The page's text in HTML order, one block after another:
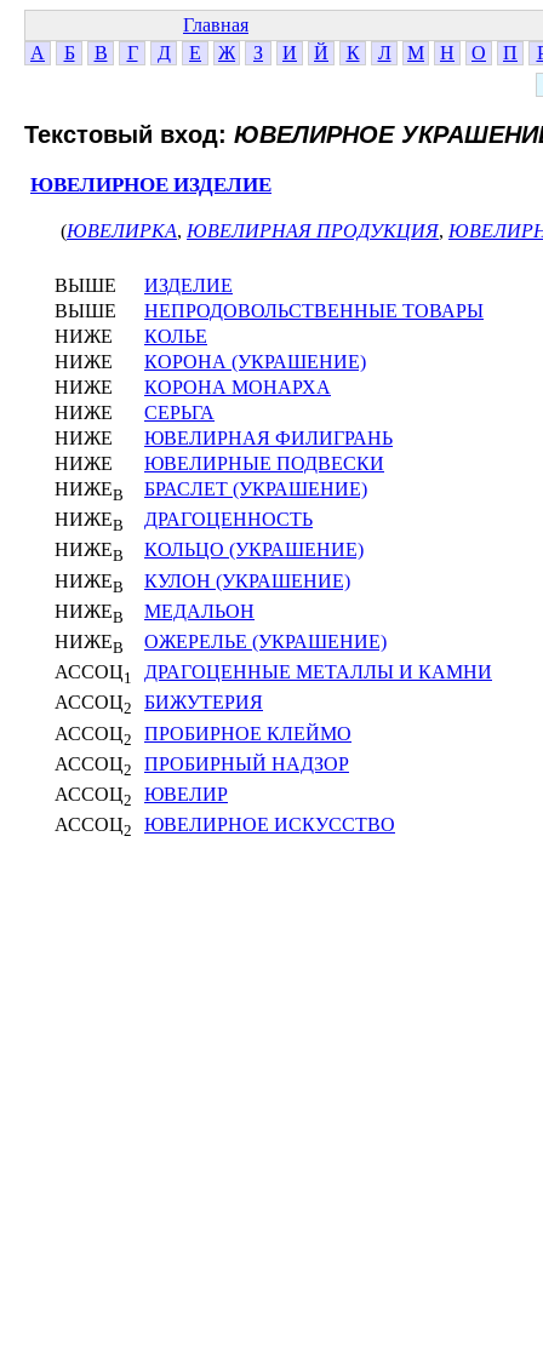
Главная
А
Б В Г Д Е Ж З И Й К Л М Н О П
Текстовый вход: ЮВЕЛИРНОЕ
ЮВЕЛИРНОЕ ИЗДЕЛИЕ
(ЮВЕЛИРКА, ЮВЕЛИРНАЯ ПРОДУКЦИЯ,
ВЫШЕ
ИЗДЕЛИЕ
ВЫШЕ
НЕПРОДОВОЛЬСТВЕННЫЕ ТОВАРЫ
НИЖЕ
КОЛЬЕ
НИЖЕ
КОРОНА (УКРАШЕНИЕ)
НИЖЕ
КОРОНА МОНАРХА
НИЖЕ
СЕРЬГА
НИЖЕ
ЮВЕЛИРНАЯ ФИЛИГРАНЬ
НИЖЕ
ЮВЕЛИРНЫЕ ПОДВЕСКИ
НИЖЕВ
БРАСЛЕТ (УКРАШЕНИЕ)
НИЖЕВ
ДРАГОЦЕННОСТЬ
НИЖЕВ
КОЛЬЦО (УКРАШЕНИЕ)
НИЖЕВ
КУЛОН (УКРАШЕНИЕ)
НИЖЕВ
МЕДАЛЬОН
НИЖЕВ
ОЖЕРЕЛЬЕ (УКРАШЕНИЕ)
АССОЦ1
ДРАГОЦЕННЫЕ МЕТАЛЛЫ И КАМНИ
АССОЦ2
БИЖУТЕРИЯ
АССОЦ2
ПРОБИРНОЕ КЛЕЙМО
АССОЦ2
ПРОБИРНЫЙ НАДЗОР
АССОЦ2
ЮВЕЛИР
АССОЦ2 ЮВЕЛИРНОЕ ИСКУССТВО